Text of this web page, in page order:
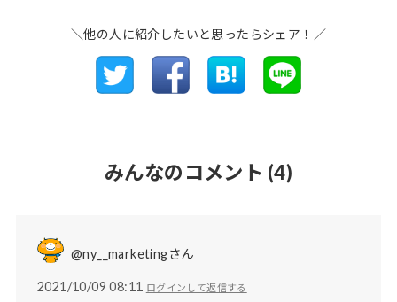
＼他の人に紹介したいと思ったらシェア！／
みんなのコメント (4)
@ny__marketingさん
2021/10/09 08:11 ログインして返信する